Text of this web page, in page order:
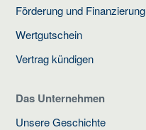
Förderung und Finanzierung
Wertgutschein
Vertrag kündigen
Das Unternehmen
Unsere Geschichte